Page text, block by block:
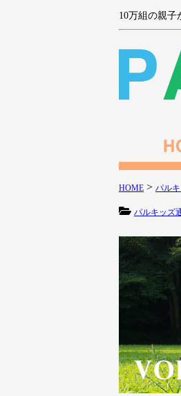
10万組の親子
HOME > パル
パルキッズ